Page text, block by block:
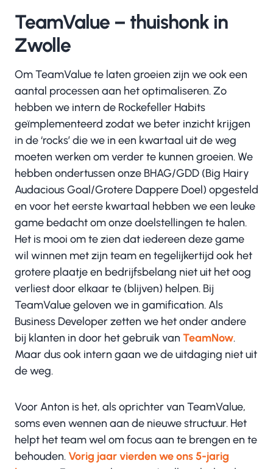
TeamValue – thuishonk in
Zwolle
Om TeamValue te laten groeien zijn we ook een
aantal processen aan het optimaliseren. Zo
hebben we intern de Rockefeller Habits
geïmplementeerd zodat we beter inzicht krijgen
in de ‘rocks’ die we in een kwartaal uit de weg
moeten werken om verder te kunnen groeien. We
hebben ondertussen onze BHAG/GDD (Big Hairy
Audacious Goal/Grotere Dappere Doel) opgesteld
en voor het eerste kwartaal hebben we een leuke
game bedacht om onze doelstellingen te halen.
Het is mooi om te zien dat iedereen deze game
wil winnen met zijn team en tegelijkertijd ook het
grotere plaatje en bedrijfsbelang niet uit het oog
verliest door elkaar te (blijven) helpen. Bij
TeamValue geloven we in gamification. Als
Business Developer zetten we het onder andere
bij klanten in door het gebruik van TeamNow.
Maar dus ook intern gaan we de uitdaging niet uit
de weg.
Voor Anton is het, als oprichter van TeamValue,
soms even wennen aan de nieuwe structuur. Het
helpt het team wel om focus aan te brengen en te
behouden. Vorig jaar vierden we ons 5-jarig